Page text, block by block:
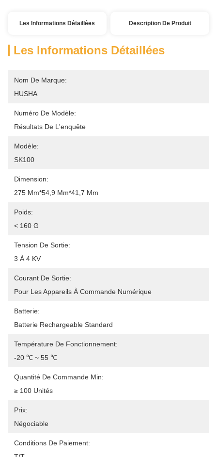
Les Informations Détaillées Description De Produit
Les Informations Détaillées
Nom De Marque:
HUSHA
Numéro De Modèle:
Résultats De L'enquête
Modèle:
SK100
Dimension:
275 Mm*54,9 Mm*41,7 Mm
Poids:
< 160 G
Tension De Sortie:
3 À 4 KV
Courant De Sortie:
Pour Les Appareils À Commande Numérique
Batterie:
Batterie Rechargeable Standard
Température De Fonctionnement:
-20 ℃ ~ 55 ℃
Quantité De Commande Min:
≥ 100 Unités
Prix:
Négociable
Conditions De Paiement: